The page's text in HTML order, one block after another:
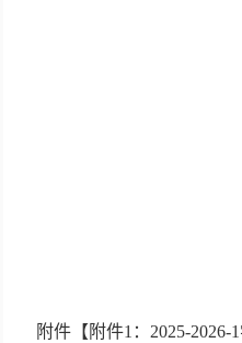
附件【 附件1：2025-